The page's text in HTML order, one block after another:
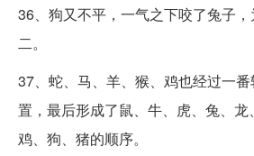
36、狗又不平，一气之下咬了兔子
二。
37、蛇、马、羊、猴、鸡也经过一
置，最后形成了鼠、牛、虎、兔、龙
鸡、狗、猪的顺序。